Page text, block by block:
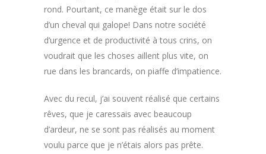
rond. Pourtant, ce manège était sur le dos
d’un cheval qui galope! Dans notre société
d’urgence et de productivité à tous crins, on
voudrait que les choses aillent plus vite, on
rue dans les brancards, on piaffe d’impatience.
Avec du recul, j’ai souvent réalisé que certains
rêves, que je caressais avec beaucoup
d’ardeur, ne se sont pas réalisés au moment
voulu parce que je n’étais alors pas prête.